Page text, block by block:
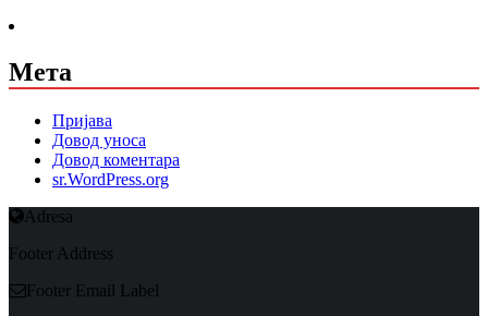
Мета
Пријава
Довод уноса
Довод коментара
sr.WordPress.org
Adresa
Footer Address
Footer Email Label